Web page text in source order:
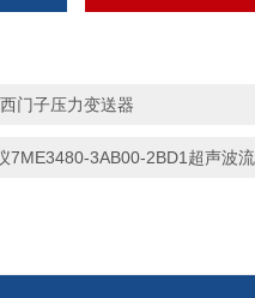
门子压力变送器
7ME3480-3AB00-2BD1超声波